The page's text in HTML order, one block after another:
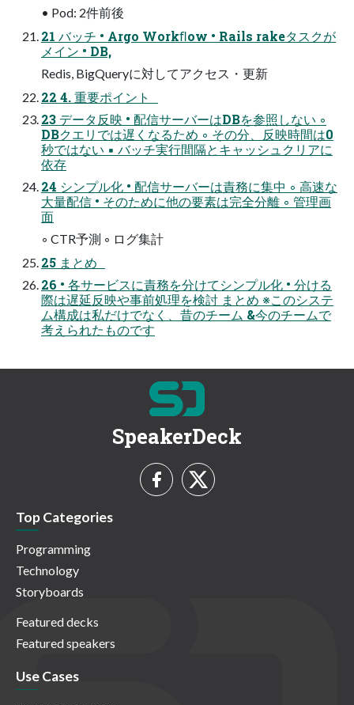
• Pod: 2件前後
21 バッチ • Argo Workﬂow • Rails rakeタスクが
メイン • DB,
Redis, BigQueryに対してアクセス・更新
22 4. 重要ポイント
23 データ反映 • 配信サーバーはDBを参照しない ◦
DBクエリでは遅くなるため ◦ その分、反映時間は0
秒ではない ▪ バッチ実行間隔とキャッシュクリアに
依存
24 シンプル化 • 配信サーバーは責務に集中 ◦ 高速な
大量配信 • そのために他の要素は完全分離 ◦ 管理画
面
◦ CTR予測 ◦ ログ集計
25 まとめ
26 • 各サービスに責務を分けてシンプル化 • 分ける
際は遅延反映や事前処理を検討 まとめ ※このシステ
ム構成は私だけでなく、昔のチーム &今のチームで
考えられたものです
SpeakerDeck
Top Categories
Programming
Technology
Storyboards
Featured decks
Featured speakers
Use Cases